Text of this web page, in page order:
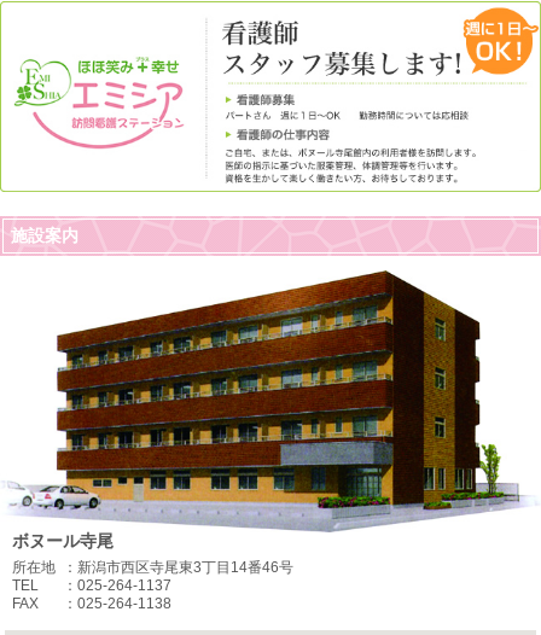
施設案内
ボヌール寺尾
所在地
：新潟市西区寺尾東3丁目14番46号
TEL
：025-264-1137
FAX
：025-264-1138